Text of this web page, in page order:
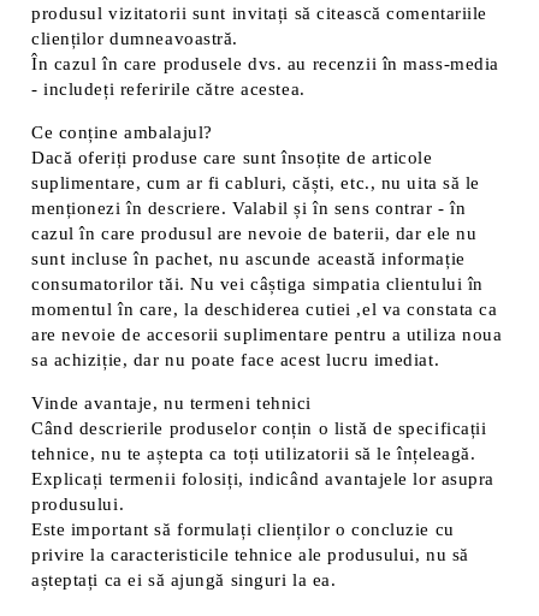
produsul vizitatorii sunt invitați să citească comentariile
clienților dumneavoastră.
În cazul în care produsele dvs. au recenzii în mass-media
- includeți referirile către acestea.
Ce conține ambalajul?
Dacă oferiți produse care sunt însoțite de articole
suplimentare, cum ar fi cabluri, căști, etc., nu uita să le
menționezi în descriere. Valabil și în sens contrar - în
cazul în care produsul are nevoie de baterii, dar ele nu
sunt incluse în pachet, nu ascunde această informație
consumatorilor tăi. Nu vei câștiga simpatia clientului în
momentul în care, la deschiderea cutiei ,el va constata ca
are nevoie de accesorii suplimentare pentru a utiliza noua
sa achiziție, dar nu poate face acest lucru imediat.
Vinde avantaje, nu termeni tehnici
Când descrierile produselor conțin o listă de specificații
tehnice, nu te aștepta ca toți utilizatorii să le înțeleagă.
Explicați termenii folosiți, indicând avantajele lor asupra
produsului.
Este important să formulați clienților o concluzie cu
privire la caracteristicile tehnice ale produsului, nu să
așteptați ca ei să ajungă singuri la ea.